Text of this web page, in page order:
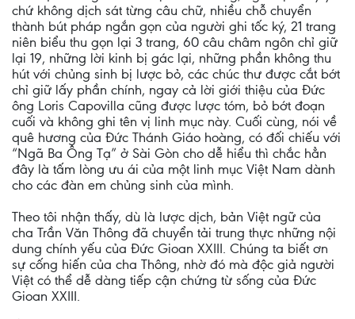
chứ không dịch sát từng câu chữ, nhiều chỗ chuyển
thành bút pháp ngắn gọn của người ghi tốc ký, 21 trang
niên biểu thu gọn lại 3 trang, 60 câu châm ngôn chỉ giữ
lại 19, những lời kinh bị gác lại, những phần không thu
hút với chủng sinh bị lược bỏ, các chúc thư được cắt bớt
chỉ giữ lấy phần chính, ngay cả lời giới thiệu của Đức
ông Loris Capovilla cũng được lược tóm, bỏ bớt đoạn
cuối và không ghi tên vị linh mục này. Cuối cùng, nói về
quê hương của Đức Thánh Giáo hoàng, có đối chiếu với
“Ngã Ba Ông Tạ” ở Sài Gòn cho dễ hiểu thì chắc hẳn
đây là tấm lòng ưu ái của một linh mục Việt Nam dành
cho các đàn em chủng sinh của mình.
Theo tôi nhận thấy, dù là lược dịch, bản Việt ngữ của
cha Trần Văn Thông đã chuyển tải trung thực những nội
dung chính yếu của Đức Gioan XXIII. Chúng ta biết ơn
sự cống hiến của cha Thông, nhờ đó mà độc giả người
Việt có thể dễ dàng tiếp cận chứng từ sống của Đức
Gioan XXIII.